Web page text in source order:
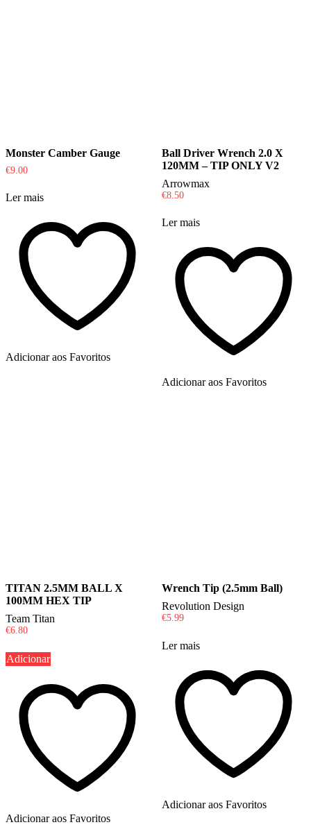
Monster Camber Gauge
€9.00
Ler mais
Adicionar aos Favoritos
Ball Driver Wrench 2.0 X
120MM – TIP ONLY V2
Arrowmax
€8.50
Ler mais
Adicionar aos Favoritos
TITAN 2.5MM BALL X
100MM HEX TIP
Team Titan
€6.80
Adicionar
Adicionar aos Favoritos
Wrench Tip (2.5mm Ball)
Revolution Design
€5.99
Ler mais
Adicionar aos Favoritos